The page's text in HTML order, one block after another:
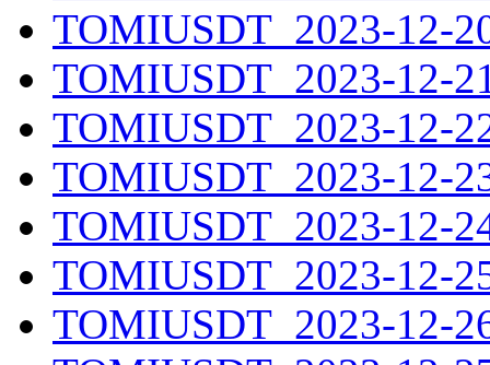
TOMIUSDT_2023-12-
TOMIUSDT_2023-12-
TOMIUSDT_2023-12-
TOMIUSDT_2023-12-
TOMIUSDT_2023-12-
TOMIUSDT_2023-12-
TOMIUSDT_2023-12-